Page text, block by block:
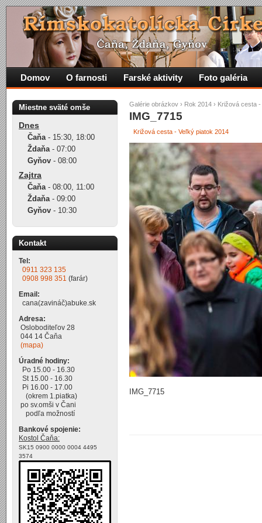
Galérie obrázkov › Rok 2014 › Križová cesta
IMG_7715
Križová cesta - Veľký piatok 2014
IMG_7715
Domov O farnosti Farské aktivity Foto galéria
Miestne sväté omše
Dnes
Čaňa- 15:30, 18:00
Ždaňa- 07:00
Gyňov - 08:00
Zajtra
Čaňa- 08:00, 11:00
Ždaňa- 09:00
Gyňov - 10:30
Kontakt
Tel:
0911 323 135
0908 998 351 (farár)
Email:
cana(zavináč)abuke.sk
Adresa:
Osloboditeľov 28
044 14 Čaňa
(mapa)
Úradné hodiny:
Po 15.00 - 16.30
St 15.00 - 16.30
Pi 16.00 - 17.00
(okrem 1.piatka)
po sv.omši v Čani
podľa možností
Bankové spojenie:
Kostol Čaňa:
SK15 0900 0000 0004 4495
3574